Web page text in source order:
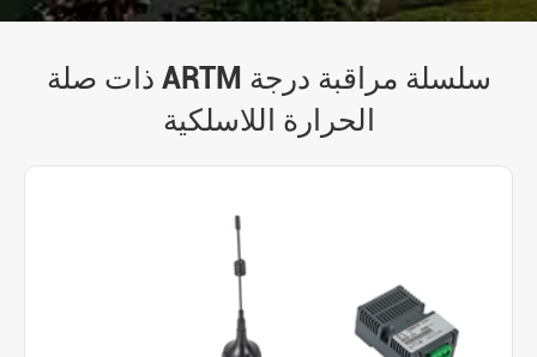
ذات صلة ARTM سلسلة مراقبة درجة
الحرارة اللاسلكية